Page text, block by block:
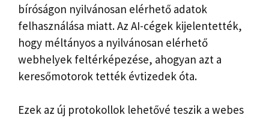
bíróságon nyilvánosan elérhető adatok
felhasználása miatt. Az AI-cégek kijelentették,
hogy méltányos a nyilvánosan elérhető
webhelyek feltérképezése, ahogyan azt a
keresőmotorok tették évtizedek óta.
Ezek az új protokollok lehetővé teszik a webes